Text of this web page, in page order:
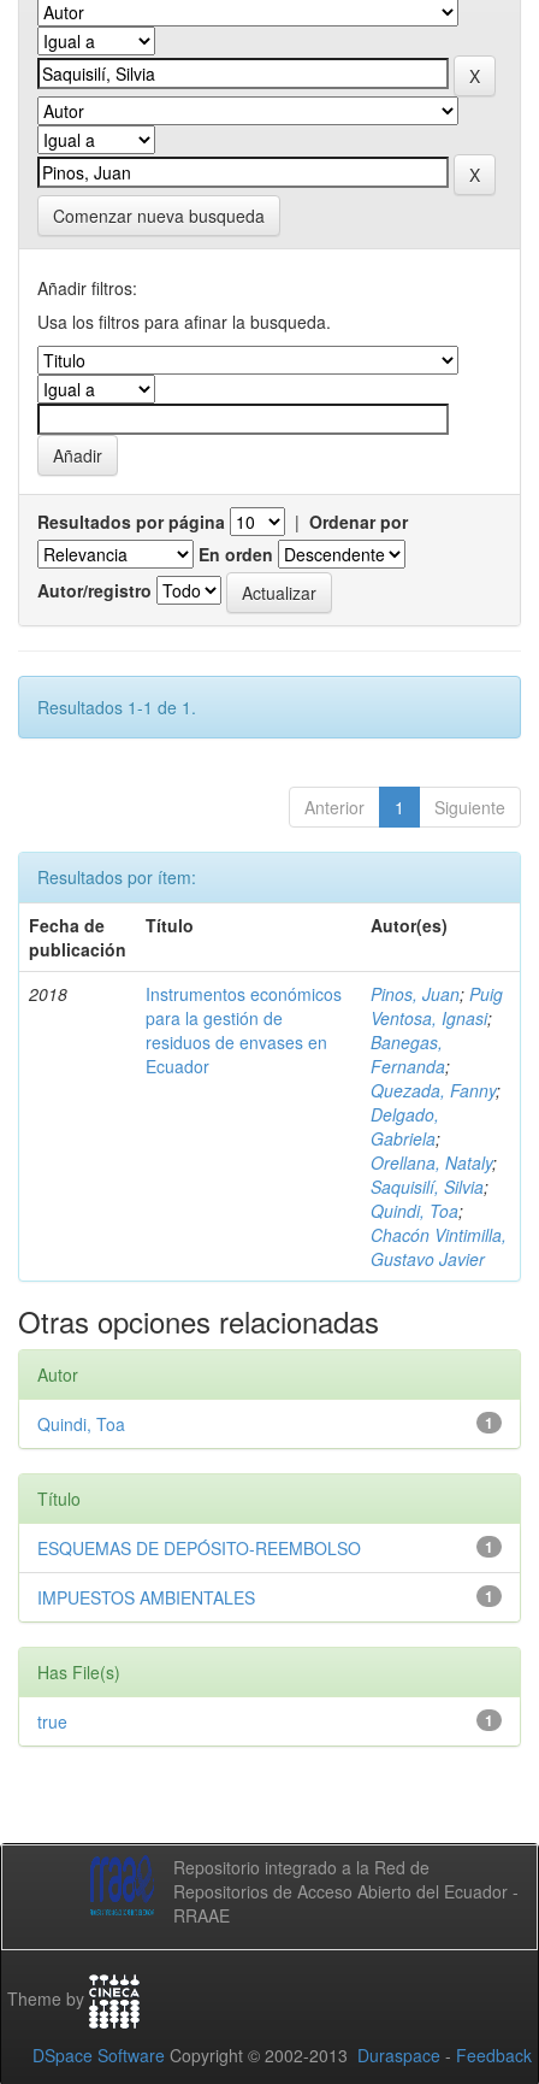
Comenzar nueva busqueda
Añadir filtros:
Usa los filtros para afinar la busqueda.
Resultados por página | Ordenar por
En orden
Autor/registro
Resultados 1-1 de 1.
Anterior 1 Siguiente
Resultados por ítem:
Fecha de
publicación
Título Autor(es)
2018
Instrumentos económicos
para la gestión de
residuos de envases en
Ecuador
Pinos, Juan; Puig
Ventosa, Ignasi;
Banegas,
Fernanda;
Quezada, Fanny;
Delgado,
Gabriela;
Orellana, Nataly;
Saquisilí, Silvia;
Quindi, Toa;
Chacón Vintimilla,
Gustavo Javier
Otras opciones relacionadas
Autor
1
Quindi, Toa
Título
1
ESQUEMAS DE DEPÓSITO-REEMBOLSO
1
IMPUESTOS AMBIENTALES
Has File(s)
1
true
Repositorio integrado a la Red de
Repositorios de Acceso Abierto del Ecuador -
RRAAE
Theme by
DSpace Software Copyright © 2002-2013 Duraspace - Feedback